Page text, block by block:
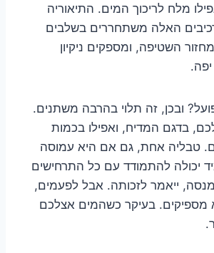
מלח לריכוך המים. התיאוריה
האלה משתחררים בשלבים
השטיפה, ומספקים ניקיון
ובכן, זה תלוי בהרבה משתנים.
בדגם המדיח, ואפילו בכמות
טבליה אחת, גם אם היא עמוסה
יכולה להתמודד עם כל התרחישים
ייאמר לזכותה. אבל לפעמים,
מספיקים. בעיקר כשהמים אצלכם